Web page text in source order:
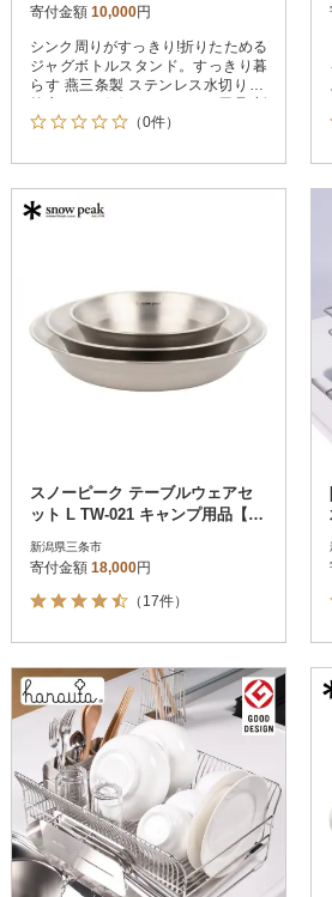
結果を見る（38件）
寄付金額 10,000円
シンク周りがすっきり!折りたためる
ジャグボトルスタンド。すっきり暮
らす 燕三条製 ステンレス水切り 水
生活 一人暮らし キッチン収納 bwsS
（0件）
スノーピーク テーブルウェアセ
ット L TW-021 キャンプ用品【01
新潟県三条市
寄付金額 18,000円
（17件）